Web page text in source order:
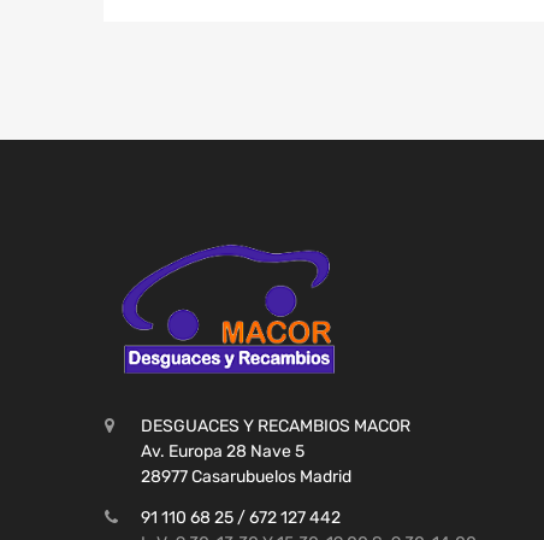
DESGUACES Y RECAMBIOS MACOR
Av. Europa 28 Nave 5
28977 Casarubuelos Madrid
91 110 68 25 / 672 127 442